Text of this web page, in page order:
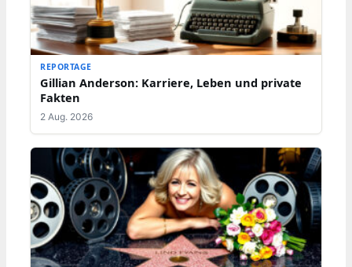
REPORTAGE
Gillian Anderson: Karriere, Leben und private
Fakten
2 Aug. 2026